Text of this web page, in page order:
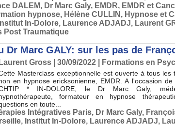
DALEM, Dr Marc Galy, EMDR, EMDR et
hypnose, Hélène CULLIN , Hypnose et
Institut In-Dolore, Laurence ADJADJ, Laurent
Post Traumatique
Dr Marc GALY: sur les pas de
Laurent Gross | 30/09/2022 Formations en
Masterclass exceptionnelle est ouverte à tous les
en hypnose ericksonienne, EMDR. A l'occasion
* IN-DOLORE, le Dr Marc Galy,
formateur en hypnose
en toute...
Intégratives Paris, Dr Marc Galy,
, Institut In-Dolore, Laurence ADJADJ,